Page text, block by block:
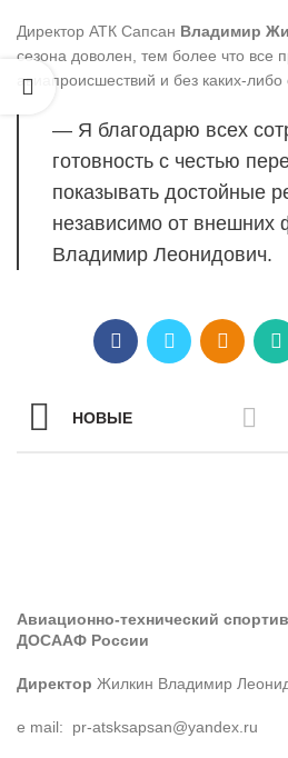
Директор АТК Сапсан Владимир
сезона доволен, тем более что все
авиапроисшествий и без каких-либо
— Я благодарю всех
готовность с честью
показывать достойные
независимо от внешних
Владимир Леонидович.
НОВЫЕ
Авиационно-технический
ДОСААФ России
Директор Жилкин Владимир
e mail: pr-atsksapsan@yandex.ru